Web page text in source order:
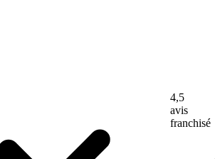
4,5
avis
franchisé